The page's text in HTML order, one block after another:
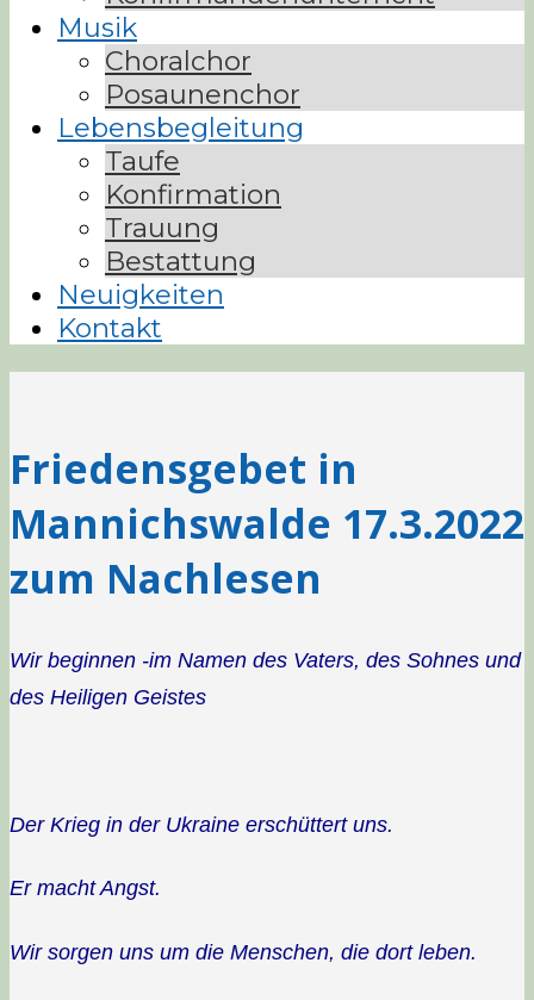
Musik
Choralchor
Posaunenchor
Lebensbegleitung
Taufe
Konfirmation
Trauung
Bestattung
Neuigkeiten
Kontakt
Friedensgebet in
Mannichswalde 17.3.2022
zum Nachlesen
Wir beginnen -im Namen des Vaters, des Sohnes und
des Heiligen Geistes
Der Krieg in der Ukraine erschüttert uns.
Er macht Angst.
Wir sorgen uns um die Menschen, die dort leben.